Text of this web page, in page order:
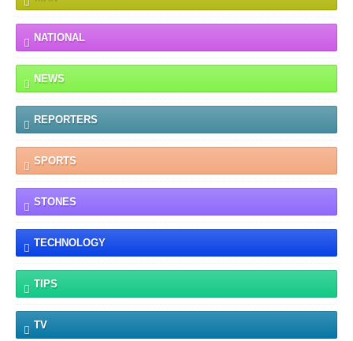
NATIONAL
NEWS
REPORTERS
SPORTS
STONES
TECHNOLOGY
TIPS
TV